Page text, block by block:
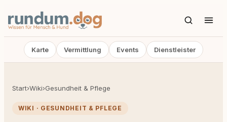
Karte Vermittlung Events Dienstleister
Start›Wiki›Gesundheit & Pflege
WIKI · GESUNDHEIT & PFLEGE